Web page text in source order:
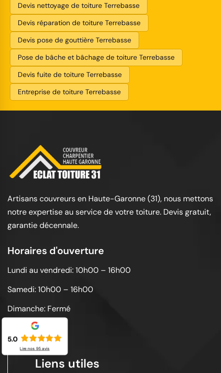
Devis nettoyage de toiture Terrebasse
Devis réparation de toiture Terrebasse
Devis pose de gouttière Terrebasse
Pose de bâche et bâchage de toiture Terrebasse
Devis fuite de toiture Terrebasse
Entreprise de toiture Terrebasse
Artisans couvreurs en Haute-Garonne (31), nous mettons
notre expertise au service de votre toiture. Devis gratuit,
garantie décennale.
Horaires d'ouverture
Lundi au vendredi: 10h00 – 16h00
Samedi: 10h00 – 16h00
Dimanche: Fermé
Liens utiles
5.0
Lire nos 95avis